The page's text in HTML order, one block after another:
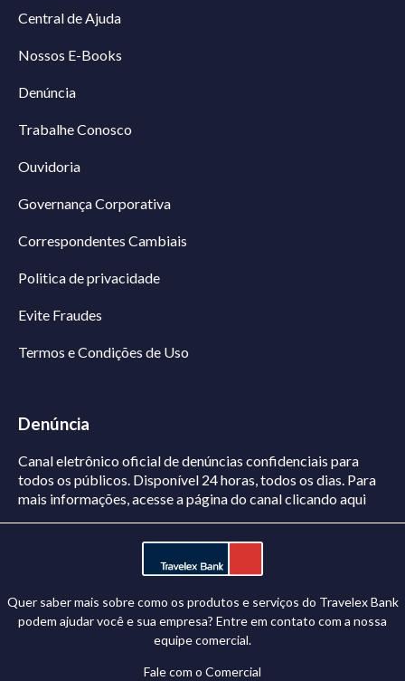
Central de Ajuda
Nossos E-Books
Denúncia
Trabalhe Conosco
Ouvidoria
Governança Corporativa
Correspondentes Cambiais
Politica de privacidade
Evite Fraudes
Termos e Condições de Uso
Denúncia
Canal eletrônico oficial de denúncias confidenciais para
todos os públicos. Disponível 24 horas, todos os dias. Para
mais informações, acesse a página do canalclicando aqui
Quer saber mais sobre como os produtos e serviços do Travelex Bank
podem ajudar você e sua empresa? Entre em contato com a nossa
equipe comercial.
Fale com o Comercial